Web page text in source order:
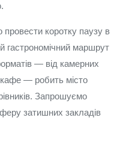
коротку паузу в
гастрономічний маршрут
— від камерних
кафе — робить місто
Запрошуємо
затишних закладів